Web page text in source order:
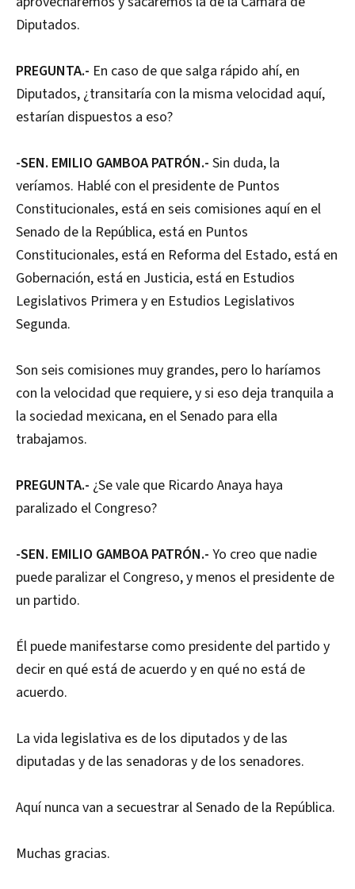
Diputados.
PREGUNTA.- En caso de que salga rápido ahí, en
Diputados, ¿transitaría con la misma velocidad aquí,
estarían dispuestos a eso?
-SEN. EMILIO GAMBOA PATRÓN.- Sin duda, la
veríamos. Hablé con el presidente de Puntos
Constitucionales, está en seis comisiones aquí en el
Senado de la República, está en Puntos
Constitucionales, está en Reforma del Estado, está en
Gobernación, está en Justicia, está en Estudios
Legislativos Primera y en Estudios Legislativos
Segunda.
Son seis comisiones muy grandes, pero lo haríamos
con la velocidad que requiere, y si eso deja tranquila a
la sociedad mexicana, en el Senado para ella
trabajamos.
PREGUNTA.- ¿Se vale que Ricardo Anaya haya
paralizado el Congreso?
-SEN. EMILIO GAMBOA PATRÓN.- Yo creo que nadie
puede paralizar el Congreso, y menos el presidente de
un partido.
Él puede manifestarse como presidente del partido y
decir en qué está de acuerdo y en qué no está de
acuerdo.
La vida legislativa es de los diputados y de las
diputadas y de las senadoras y de los senadores.
Aquí nunca van a secuestrar al Senado de la República.
Muchas gracias.